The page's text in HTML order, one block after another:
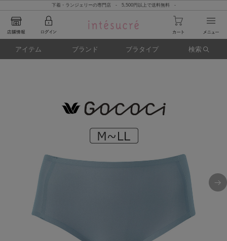
下着・ランジェリーの専門店 - 5,500円以上で送料無料 -
アイテム ブランド ブラタイプ 検索